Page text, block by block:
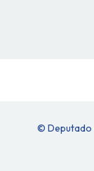
© Deputado